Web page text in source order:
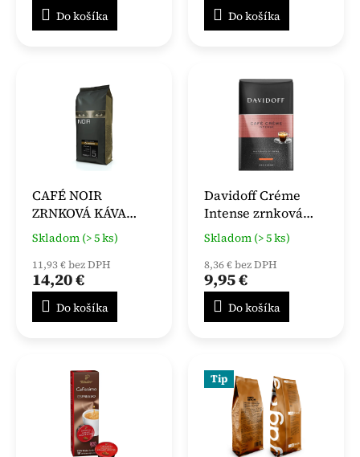
Do košíka Do košíka
CAFÉ NOIR
ZRNKOVÁ KÁVA
1000g
Skladom (> 5 ks)
11,93 € bez DPH
14,20 €
Do košíka
Davidoff Créme
Intense zrnková
káva 500 g
Skladom (> 5 ks)
8,36 € bez DPH
9,95 €
Do košíka
Tip